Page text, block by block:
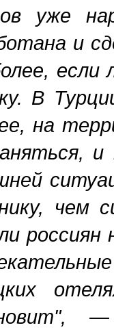
уже
и
если
В
на
и
чем
россиян
—